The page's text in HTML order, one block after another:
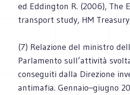
ed Eddington R. (2006), The
transport study, HM
(7) Relazione del ministro
Parlamento sull’attività
conseguiti dalla Direzione
antimafia. Gennaio–giugno